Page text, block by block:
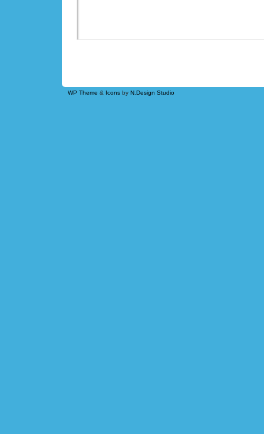
WP Theme & Icons by N.Design Studio